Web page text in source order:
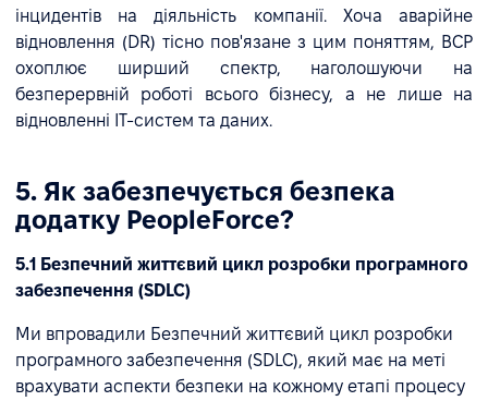
інцидентів на діяльність компанії. Хоча аварійне
відновлення (DR) тісно пов'язане з цим поняттям, BCP
охоплює ширший спектр, наголошуючи на
безперервній роботі всього бізнесу, а не лише на
відновленні ІТ-систем та даних.
5. Як забезпечується безпека
додатку PeopleForce?
5.1 Безпечний життєвий цикл розробки програмного
забезпечення (SDLC)
Ми впровадили Безпечний життєвий цикл розробки
програмного забезпечення (SDLC), який має на меті
врахувати аспекти безпеки на кожному етапі процесу